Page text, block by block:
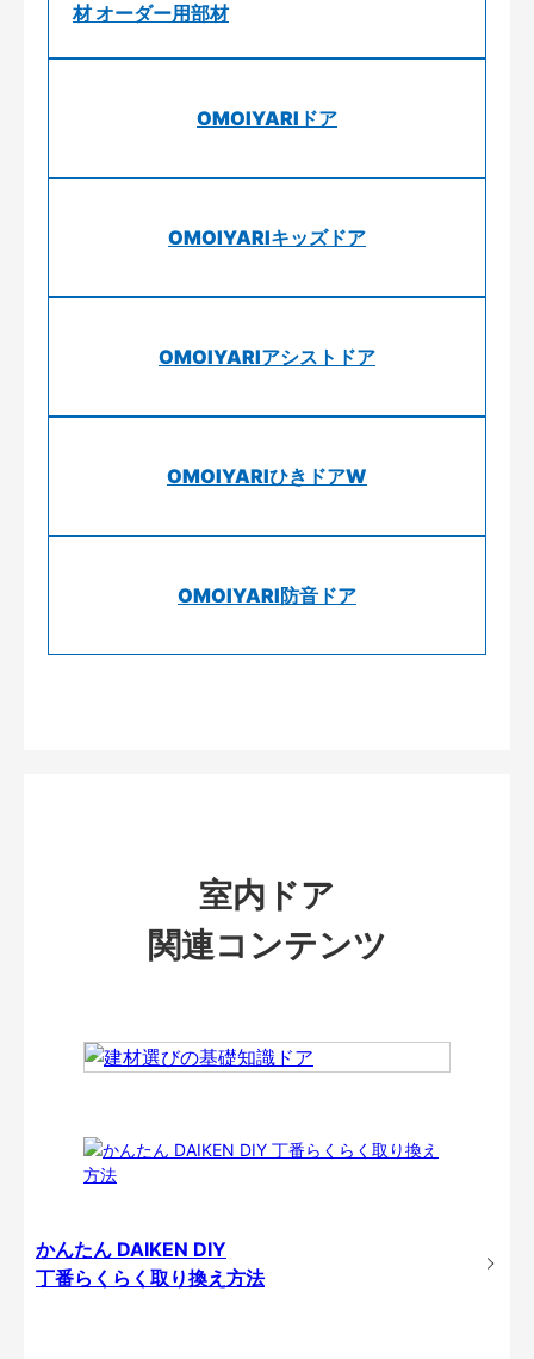
材 オーダー用部材
OMOIYARIドア
OMOIYARIキッズドア
OMOIYARIアシストドア
OMOIYARIひきドアW
OMOIYARI防音ドア
室内ドア
関連コンテンツ
かんたん DAIKEN DIY
丁番らくらく取り換え方法